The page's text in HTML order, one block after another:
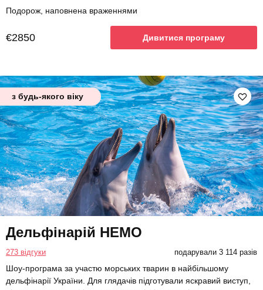
Подорож, наповнена враженнями
€2850 Дивитися програму
з будь-якого віку
Дельфінарій НЕМО
273 відгуки подарували 3 114 разів
Шоу-програма за участю морських тварин в найбільшому
дельфінарії України. Для глядачів підготували яскравий виступ,